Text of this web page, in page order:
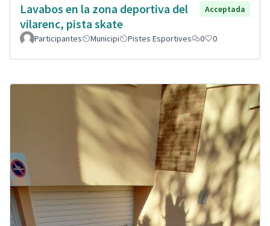
Lavabos en la zona deportiva del
vilarenc, pista skate
Acceptada
Participantes Municipi Pistes Esportives 0 0